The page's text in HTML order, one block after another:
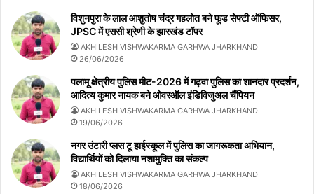
विशुनपुरा के लाल आशुतोष चंद्र गहलोत बने फूड सेफ्टी ऑफिसर,
JPSC में एससी श्रेणी के झारखंड टॉपर
AKHILESH VISHWAKARMA GARHWA JHARKHAND
26/06/2026
पलामू क्षेत्रीय पुलिस मीट-2026 में गढ़वा पुलिस का शानदार प्रदर्शन,
आदित्य कुमार नायक बने ओवरऑल इंडिविजुअल चैंपियन
AKHILESH VISHWAKARMA GARHWA JHARKHAND
19/06/2026
नगर उंटारी प्लस टू हाईस्कूल में पुलिस का जागरूकता अभियान,
विद्यार्थियों को दिलाया नशामुक्ति का संकल्प
AKHILESH VISHWAKARMA GARHWA JHARKHAND
18/06/2026